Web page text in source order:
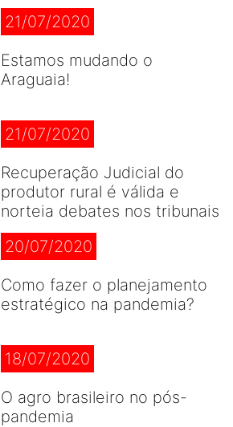
21/07/2020
Estamos mudando o
Araguaia!
21/07/2020
Recuperação Judicial do
produtor rural é válida e
norteia debates nos tribunais
20/07/2020
Como fazer o planejamento
estratégico na pandemia?
18/07/2020
O agro brasileiro no pós-
pandemia